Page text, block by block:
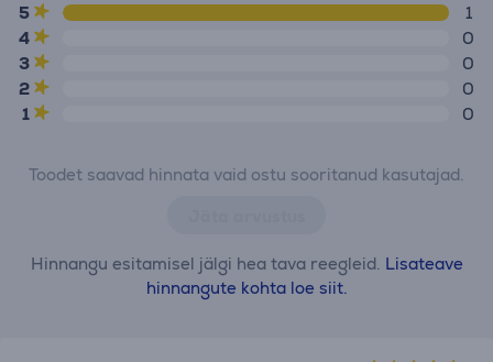
5
1
4
0
3
0
2
0
1
0
Toodet saavad hinnata vaid ostu sooritanud kasutajad.
Hinnangu esitamisel jälgi hea tava reegleid. Lisateave
hinnangute kohta loe siit.